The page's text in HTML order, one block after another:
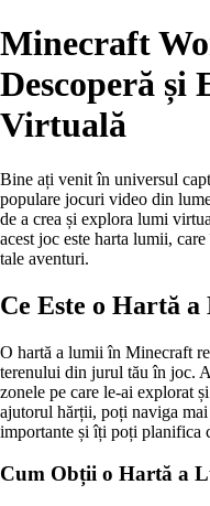
Minecraft
Descoperă și
Virtuală
Bine ați venit în universul
populare jocuri video din
de a crea și explora lumi
acest joc este harta lumii,
tale aventuri.
Ce Este o Hartă
O hartă a lumii în Minecraft
terenului din jurul tău în joc.
zonele pe care le-ai explorat
ajutorul hărții, poți naviga
importante și îți poți planifica
Cum Obții o Hartă a